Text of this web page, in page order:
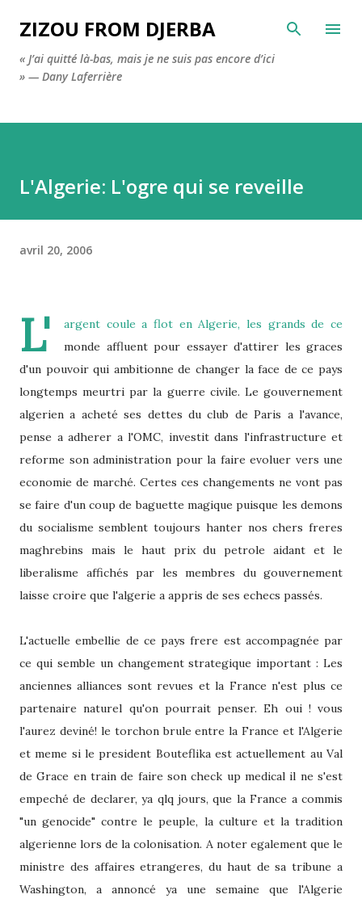
Accéder au contenu principal
ZIZOU FROM DJERBA
« J’ai quitté là-bas, mais je ne suis pas encore d’ici
» — Dany Laferrière
L'Algerie: L'ogre qui se reveille
avril 20, 2006
L'
argent coule a flot en Algerie, les grands de ce
monde affluent pour essayer d'attirer les graces
d'un pouvoir qui ambitionne de changer la face de ce pays
longtemps meurtri par la guerre civile. Le gouvernement
algerien a acheté ses dettes du club de Paris a l'avance,
pense a adherer a l'OMC, investit dans l'infrastructure et
reforme son administration pour la faire evoluer vers une
economie de marché. Certes ces changements ne vont pas
se faire d'un coup de baguette magique puisque les demons
du socialisme semblent toujours hanter nos chers freres
maghrebins mais le haut prix du petrole aidant et le
liberalisme affichés par les membres du gouvernement
laisse croire que l'algerie a appris de ses echecs passés.
L'actuelle embellie de ce pays frere est accompagnée par
ce qui semble un changement strategique important : Les
anciennes alliances sont revues et la France n'est plus ce
partenaire naturel qu'on pourrait penser. Eh oui ! vous
l'aurez deviné! le torchon brule entre la France et l'Algerie
et meme si le president Bouteflika est actuellement au Val
de Grace en train de faire son check up medical il ne s'est
empeché de declarer, ya qlq jours, que la France a commis
"un genocide" contre le peuple, la culture et la tradition
algerienne lors de la colonisation. A noter egalement que le
ministre des affaires etrangeres, du haut de sa tribune a
Washington, a annoncé ya une semaine que l'Algerie